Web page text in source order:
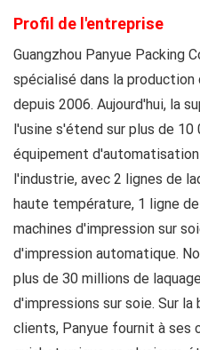
Profil de l'entreprise
Guangzhou Panyue Packing
spécialisé dans la
depuis 2006. Aujourd'hui, la
l'usine s'étend sur plus de
équipement
l'industrie, avec 2 lignes de
haute température, 1 ligne
machines d'impression sur
d'impression automatique.
plus de 30 millions de
d'impressions sur soie. Sur la
clients, Panyue fournit à ses